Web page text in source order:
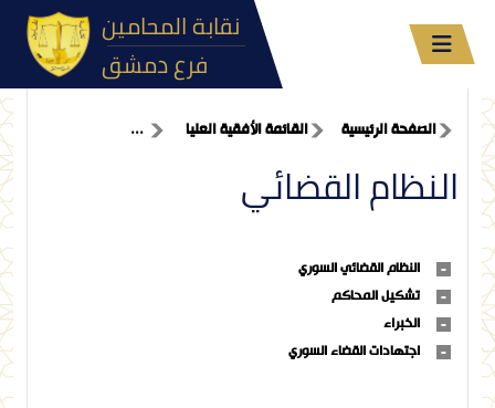
فرع دمشق
الصفحة الرئيسية القائمة الأفقية العليا ...
النظام القضائي
النظام القضائي السوري
تشكيل المحاكم
الخبراء
اجتهادات القضاء السوري